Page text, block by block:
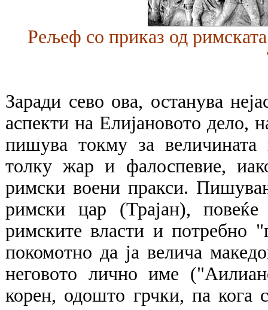
Рељеф со приказ од
Заради сево ова, останува
аспекти на Елијановото дело,
пишува токму за величината
толку жар и фалоспевие,
римски воени пракси.
римски цар (Трајан),
римските власти и потребно
покомотно да ја велича
неговото лично име
корен, одошто грчки, па кога